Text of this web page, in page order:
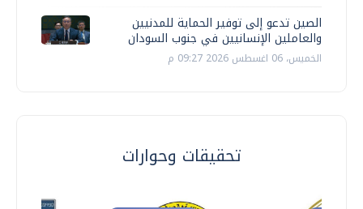
الصين تدعو إلى توفير الحماية للمدنيين
والعاملين الإنسانيين في جنوب السودان
الخميس، 06 اغسطس 2026 09:27 م
تحقيقات وحوارات